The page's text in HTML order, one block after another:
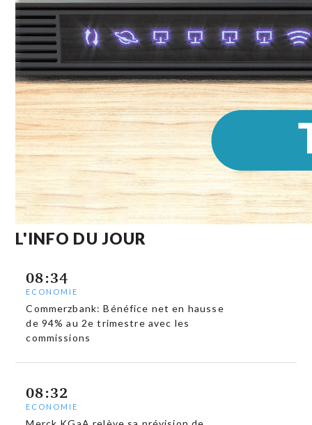
L'INFO DU JOUR
08:34
ECONOMIE
Commerzbank: Bénéfice net en hausse
de 94% au 2e trimestre avec les
commissions
08:32
ECONOMIE